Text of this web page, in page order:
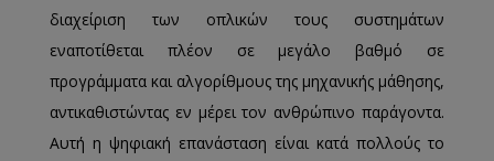
διαχείριση των οπλικών τους συστημάτων
εναποτίθεται πλέον σε μεγάλο βαθμό σε
προγράμματα και αλγορίθμους της μηχανικής μάθησης,
αντικαθιστώντας εν μέρει τον ανθρώπινο παράγοντα.
Αυτή η ψηφιακή επανάσταση είναι κατά πολλούς το